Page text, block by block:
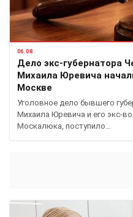
06.08
Дело экс-губернатора
Михаила Юревича
Москве
Уголовное дело бывшего
Михаила Юревича и его экс-
Москалюка, поступило…